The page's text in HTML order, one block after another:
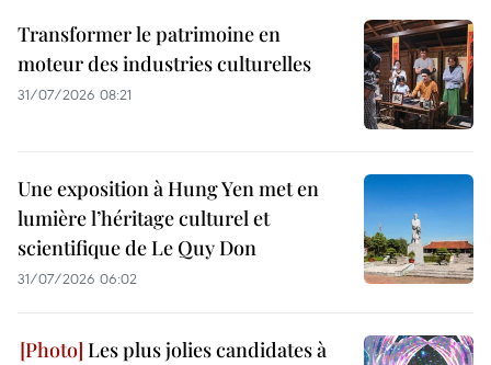
Transformer le patrimoine en
moteur des industries culturelles
31/07/2026 08:21
Une exposition à Hung Yen met en
lumière l’héritage culturel et
scientifique de Le Quy Don
31/07/2026 06:02
Les plus jolies candidates à